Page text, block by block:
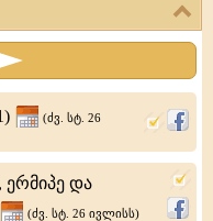
(ძვ. სტ. 26
და
(ძვ. სტ. 26 ივლისს)